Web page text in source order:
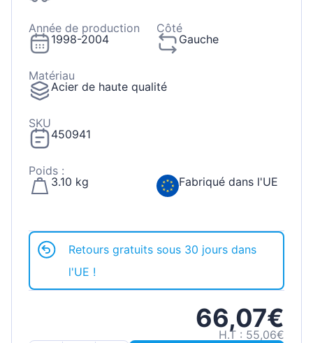
Année de production
1998-2004
Côté
Gauche
Matériau
Acier de haute qualité
SKU
450941
Poids :
3.10 kg
Fabriqué dans l'UE
Retours gratuits sous 30 jours dans
l'UE !
66,07€
H.T : 55,06€